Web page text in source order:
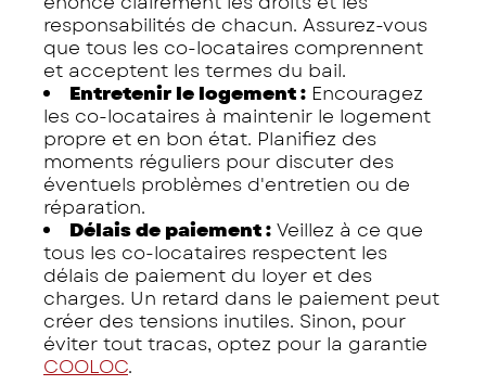
responsabilités de chacun. Assurez-vous
que tous les co-locataires comprennent
et acceptent les termes du bail.
Entretenir le logement : Encouragez
les co-locataires à maintenir le logement
propre et en bon état. Planifiez des
moments réguliers pour discuter des
éventuels problèmes d'entretien ou de
réparation.
Délais de paiement : Veillez à ce que
tous les co-locataires respectent les
délais de paiement du loyer et des
charges. Un retard dans le paiement peut
créer des tensions inutiles. Sinon, pour
éviter tout tracas, optez pour la garantie
COOLOC.